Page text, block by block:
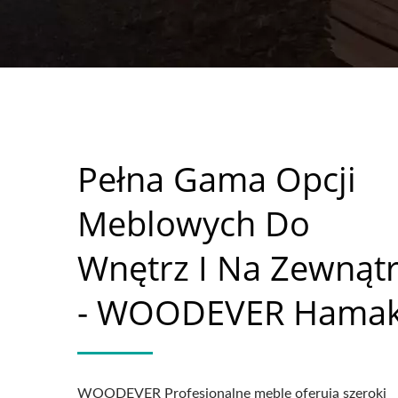
Pełna Gama Opcji
Meblowych Do
Wnętrz I Na
- WOODEVER
WOODEVER Profesjonalne meble oferują szeroki